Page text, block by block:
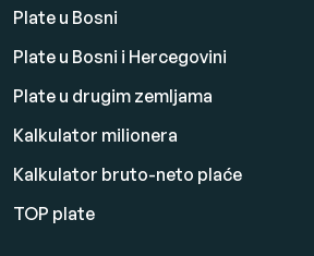
Plate u Bosni
Plate u Bosni i Hercegovini
Plate u drugim zemljama
Kalkulator milionera
Kalkulator bruto-neto plaće
TOP plate